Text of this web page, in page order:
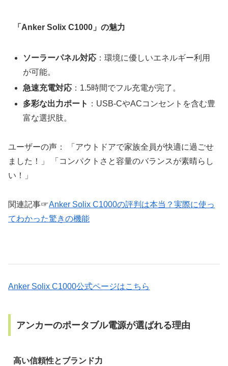
「Anker Solix C1000」の魅力
ソーラーパネル対応 ：環境に優しいエネルギー利用
が可能。
急速充電対応 ：1.5時間でフル充電が完了。
多彩な出力ポート ：USB-CやACコンセントを含む豊
富な選択肢。
ユーザーの声： 「アウトドアで家族全員が快適に過ごせ
ました！」 「コンパクトさと容量のバランスが素晴らし
い！」
関連記事☞Anker Solix C1000の評判は本当？実際に使っ
てわかった驚きの機能
Anker Solix C1000公式ページはこちら
アンカーのポータブル電源が選ばれる理由
高い信頼性とブランド力